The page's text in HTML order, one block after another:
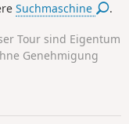
Suchmaschine .
Tour sind Eigentum
Genehmigung